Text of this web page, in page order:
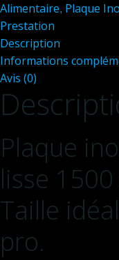
alimentaire
lisse
1500
x
3000
mm
Alimentaire, Plaque
Prestation
Description
Informations
Avis (0)
Plaque
lisse
Taille
pro.